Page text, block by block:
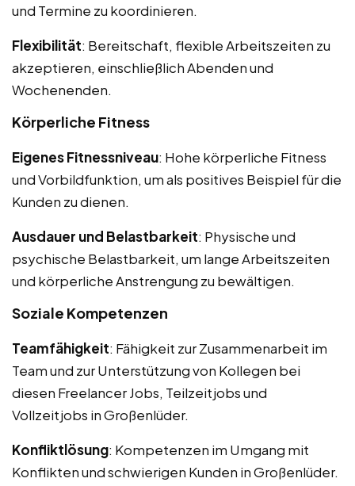
und Termine zu koordinieren.
Flexibilität: Bereitschaft, flexible Arbeitszeiten zu
akzeptieren, einschließlich Abenden und
Wochenenden.
Körperliche Fitness
Eigenes Fitnessniveau: Hohe körperliche Fitness
und Vorbildfunktion, um als positives Beispiel für die
Kunden zu dienen.
Ausdauer und Belastbarkeit: Physische und
psychische Belastbarkeit, um lange Arbeitszeiten
und körperliche Anstrengung zu bewältigen.
Soziale Kompetenzen
Teamfähigkeit: Fähigkeit zur Zusammenarbeit im
Team und zur Unterstützung von Kollegen bei
diesen Freelancer Jobs, Teilzeitjobs und
Vollzeitjobs in Großenlüder.
Konfliktlösung: Kompetenzen im Umgang mit
Konflikten und schwierigen Kunden in Großenlüder.